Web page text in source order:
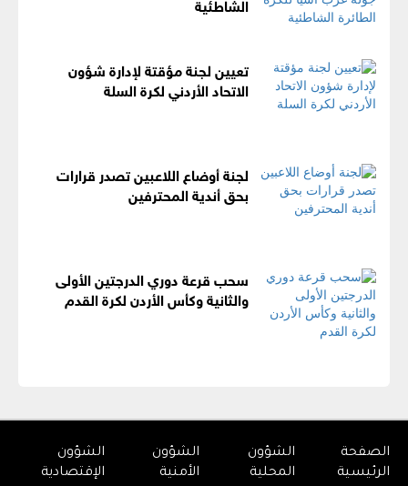
تعيين لجنة مؤقتة لإدارة شؤون
الاتحاد الأردني لكرة السلة
لجنة أوضاع اللاعبين تصدر قرارات
بحق أندية المحترفين
سحب قرعة دوري الدرجتين الأولى
والثانية وكأس الأردن لكرة القدم
الصفحة
الرئيسية
الشؤون
المحلية
الشؤون
الأمنية
الشؤون
الإقتصادية